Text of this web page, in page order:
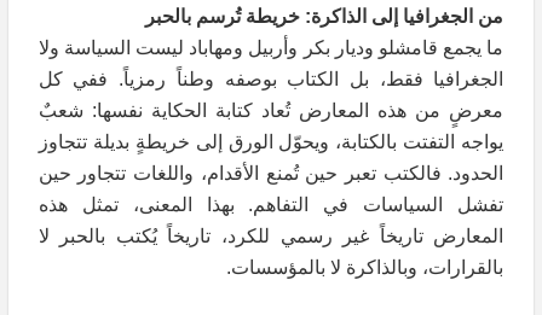
من الجغرافيا إلى الذاكرة: خريطة تُرسم بالحبر
ما يجمع قامشلو وديار بكر وأربيل ومهاباد ليست السياسة ولا
الجغرافيا فقط، بل الكتاب بوصفه وطناً رمزياً. ففي كل
معرضٍ من هذه المعارض تُعاد كتابة الحكاية نفسها: شعبٌ
يواجه التفتت بالكتابة، ويحوّل الورق إلى خريطةٍ بديلة تتجاوز
الحدود. فالكتب تعبر حين تُمنع الأقدام، واللغات تتجاور حين
تفشل السياسات في التفاهم. بهذا المعنى، تمثل هذه
المعارض تاريخاً غير رسمي للكرد، تاريخاً يُكتب بالحبر لا
بالقرارات، وبالذاكرة لا بالمؤسسات.